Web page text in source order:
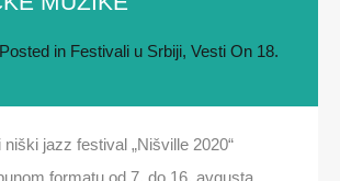
Posted in Festivali u Srbiji, Vesti On 18.
niški jazz festival „Nišville 2020“
formatu od 7. do 16. avgusta